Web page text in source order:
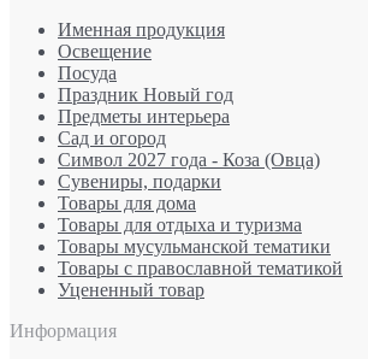
Именная продукция
Освещение
Посуда
Праздник Новый год
Предметы интерьера
Сад и огород
Символ 2027 года - Коза (Овца)
Сувениры, подарки
Товары для дома
Товары для отдыха и туризма
Товары мусульманской тематики
Товары с православной тематикой
Уцененный товар
Информация